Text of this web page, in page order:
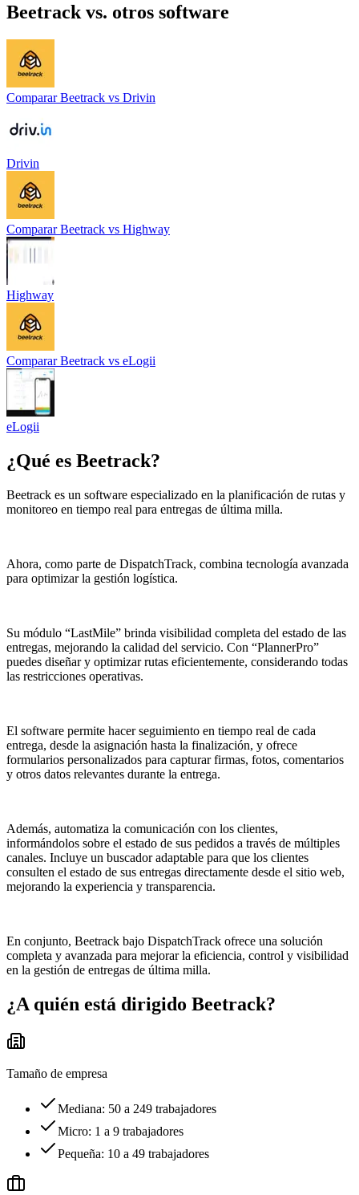
Beetrack vs. otros software
Comparar Beetrack vs Drivin
Drivin
Comparar Beetrack vs Highway
Highway
Comparar Beetrack vs eLogii
eLogii
¿Qué es Beetrack?
Beetrack es un software especializado en la planificación de rutas y
monitoreo en tiempo real para entregas de última milla.
Ahora, como parte de DispatchTrack, combina tecnología avanzada
para optimizar la gestión logística.
Su módulo “LastMile” brinda visibilidad completa del estado de las
entregas, mejorando la calidad del servicio. Con “PlannerPro”
puedes diseñar y optimizar rutas eficientemente, considerando todas
las restricciones operativas.
El software permite hacer seguimiento en tiempo real de cada
entrega, desde la asignación hasta la finalización, y ofrece
formularios personalizados para capturar firmas, fotos, comentarios
y otros datos relevantes durante la entrega.
Además, automatiza la comunicación con los clientes,
informándolos sobre el estado de sus pedidos a través de múltiples
canales. Incluye un buscador adaptable para que los clientes
consulten el estado de sus entregas directamente desde el sitio web,
mejorando la experiencia y transparencia.
En conjunto, Beetrack bajo DispatchTrack ofrece una solución
completa y avanzada para mejorar la eficiencia, control y visibilidad
en la gestión de entregas de última milla.
¿A quién está dirigido Beetrack?
Tamaño de empresa
Mediana: 50 a 249 trabajadores
Micro: 1 a 9 trabajadores
Pequeña: 10 a 49 trabajadores